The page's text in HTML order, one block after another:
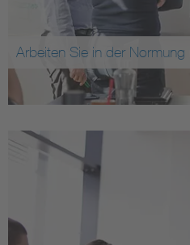
Arbeiten Sie in der Normung